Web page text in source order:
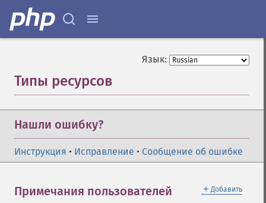
Язык:
Типы ресурсов
Нашли ошибку?
Инструкция • Исправление • Сообщение об ошибке
＋ Добавить
Примечания пользователей